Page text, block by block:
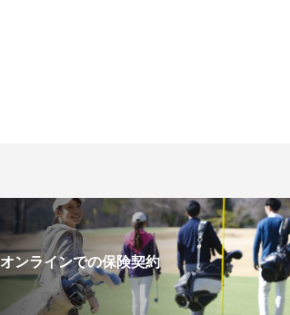
オンラインでの保険契約